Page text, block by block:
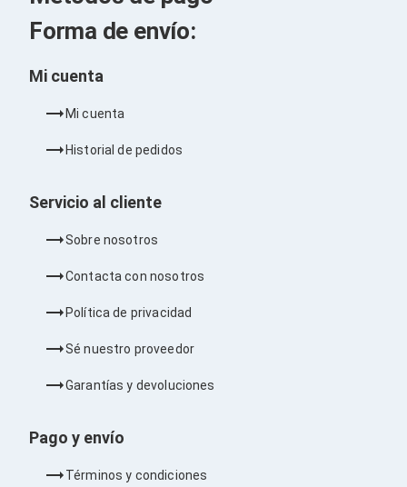
Enfriamiento y Ventilación
Pasta Térmica
Unidades de Disco
Desktop y Portátiles
Accesorios para Laptops
Docking Stations
Candados para Laptops
Bases para Laptops
Tablets
Soportes para Celulares y Tablets
Fundas y Skins
Lápices para Tablets
Tablets
Webcams y Audio
Webcams
Accesorios para PC's
Bases para PC's
Forma de envío:
Mi cuenta
Mi cuenta
Historial de pedidos
Servicio al cliente
Sobre nosotros
Contacta con nosotros
Política de privacidad
Sé nuestro proveedor
Garantías y devoluciones
Pago y envío
Términos y condiciones